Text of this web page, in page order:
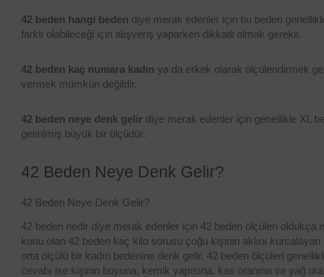
42 beden hangi beden diye merak edenler için bu beden
farklı olabileceği için alışveriş yaparken dikkatli olmak gerekir.
42 beden kaç numara kadın ya da erkek olarak ölçülendirmek
vermek mümkün değildir.
42 beden neye denk gelir diye merak edenler için genellikle XL
getirilmiş büyük bir ölçüdür.
42 Beden Neye Denk Gelir?
42 Beden Neye Denk Gelir?
42 beden nedir diye merak edenler için 42 beden ölçüleri oldukça
konu olan 42 beden kaç kilo sorusu çoğu kişinin aklını
orta ölçülü bir kadın bedenine denk gelir. 42 beden ölçüleri
cevabı ise kişinin boyuna, kemik yapısına, kas oranına ve yağ